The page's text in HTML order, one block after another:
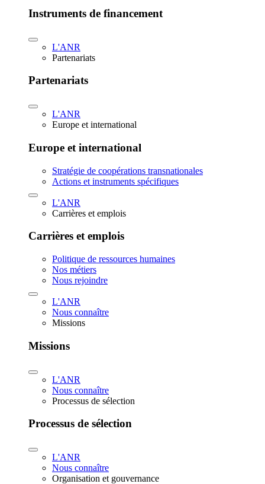
Instruments de financement
L'ANR
Partenariats
Partenariats
L'ANR
Europe et international
Europe et international
Stratégie de coopérations transnationales
Actions et instruments spécifiques
L'ANR
Carrières et emplois
Carrières et emplois
Politique de ressources humaines
Nos métiers
Nous rejoindre
L'ANR
Nous connaître
Missions
Missions
L'ANR
Nous connaître
Processus de sélection
Processus de sélection
L'ANR
Nous connaître
Organisation et gouvernance